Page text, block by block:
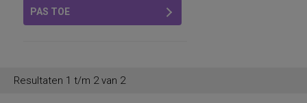
PAS TOE
Resultaten 1 t/m 2 van 2